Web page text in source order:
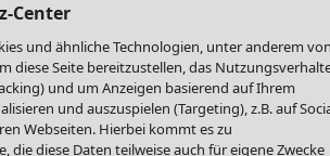
Center
und ähnliche Technologien, unter anderem von
diese Seite bereitzustellen, das
und um Anzeigen basierend auf Ihrem
und auszuspielen (Targeting), z.B. auf
Webseiten. Hierbei kommt es zu
diese Daten teilweise auch für eigene Zwecke